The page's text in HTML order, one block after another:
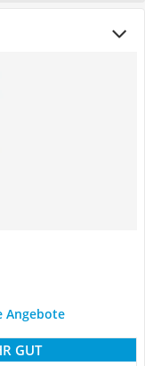
Angebote
GUT